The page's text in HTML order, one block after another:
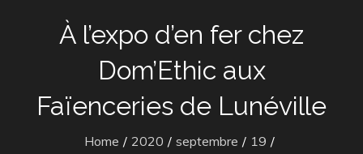
À l’expo d’en fer chez
Dom’Ethic aux
Faïenceries de Lunéville
Home 2020 septembre
19